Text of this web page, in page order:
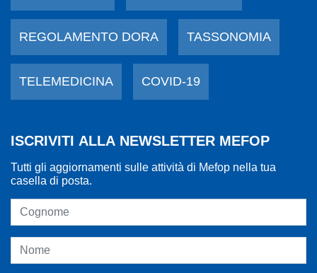
REGOLAMENTO DORA TASSONOMIA
TELEMEDICINA COVID-19
ISCRIVITI ALLA NEWSLETTER MEFOP
Tutti gli aggiornamenti sulle attività di Mefop nella tua
casella di posta.